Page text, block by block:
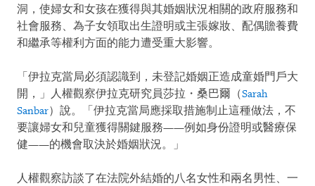
洞，使婦女和女孩在獲得與其婚姻狀況相關的政府服務和
社會服務、為子女領取出生證明或主張嫁妝、配偶贍養費
和繼承等權利方面的能力遭受重大影響。
「伊拉克當局必須認識到，未登記婚姻正造成童婚門戶大
開，」人權觀察伊拉克研究員莎拉・桑巴爾（Sarah
Sanbar）說。「伊拉克當局應採取措施制止這種做法，不
要讓婦女和兒童獲得關鍵服務——例如身份證明或醫療保
健——的機會取決於婚姻狀況。」
人權觀察訪談了在法院外結婚的八名女性和兩名男性、一